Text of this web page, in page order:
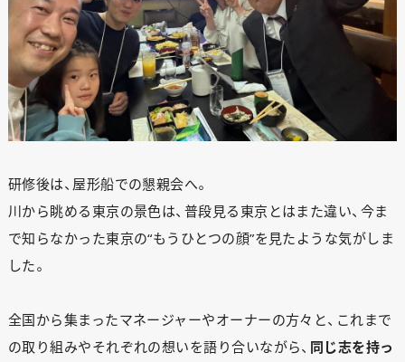
研修後は、屋形船での懇親会へ。
川から眺める東京の景色は、普段見る東京とはまた違い、今ま
で知らなかった東京の“もうひとつの顔”を見たような気がしま
した。
全国から集まったマネージャーやオーナーの方々と、これまで
の取り組みやそれぞれの想いを語り合いながら、 同じ志を持っ